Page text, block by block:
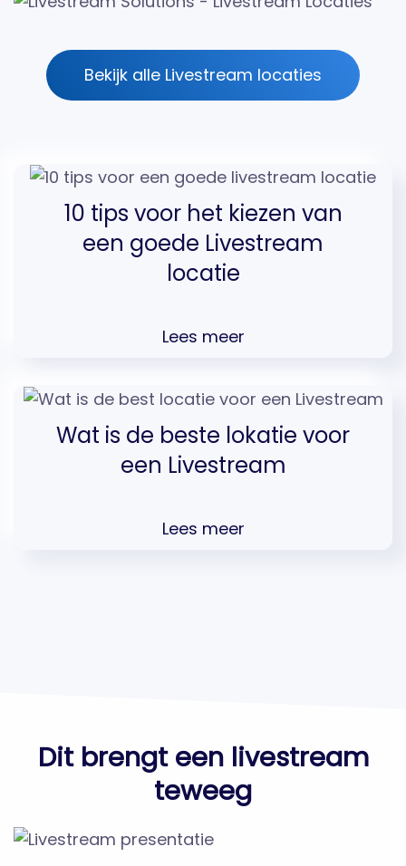
Bekijk alle Livestream locaties
10 tips voor het kiezen van
een goede Livestream
locatie
Lees meer
Wat is de beste lokatie voor
een Livestream
Lees meer
Dit brengt een livestream
teweeg